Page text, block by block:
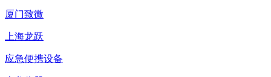
厦门致微
上海龙跃
应急便携设备